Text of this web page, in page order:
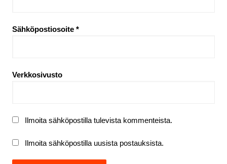
Sähköpostiosoite *
Verkkosivusto
Ilmoita sähköpostilla tulevista kommenteista.
Ilmoita sähköpostilla uusista postauksista.